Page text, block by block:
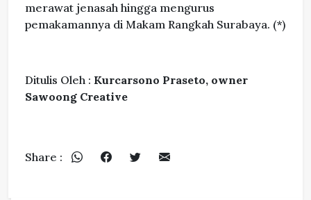
merawat jenasah hingga mengurus
pemakamannya di Makam Rangkah Surabaya. (*)
Ditulis Oleh : Kurcarsono Praseto, owner
Sawoong Creative
Share :